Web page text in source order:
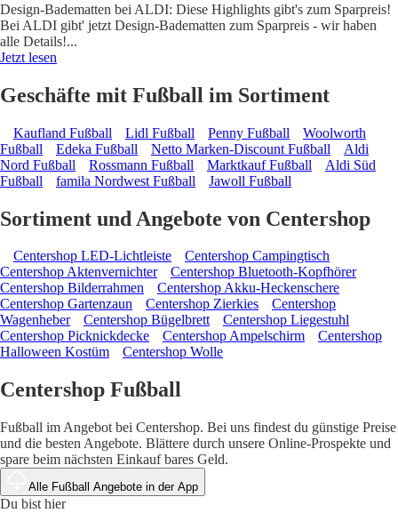
Design-Badematten bei ALDI: Diese Highlights gibt's zum Sparpreis!
Bei ALDI gibt' jetzt Design-Badematten zum Sparpreis - wir haben
alle Details!...
Jetzt lesen
Geschäfte mit Fußball im Sortiment
Kaufland Fußball Lidl Fußball Penny Fußball
Woolworth
Fußball
Edeka Fußball Netto Marken-Discount Fußball
Aldi
Nord Fußball
Rossmann Fußball Marktkauf Fußball
Aldi Süd
Fußball
famila Nordwest Fußball Jawoll Fußball
Sortiment und Angebote von Centershop
Centershop LED-Lichtleiste
Centershop Campingtisch
Centershop Aktenvernichter
Centershop Bluetooth-Kopfhörer
Centershop Bilderrahmen
Centershop Akku-Heckenschere
Centershop Gartenzaun
Centershop Zierkies
Centershop
Wagenheber
Centershop Bügelbrett
Centershop Liegestuhl
Centershop Picknickdecke
Centershop Ampelschirm
Centershop
Halloween Kostüm
Centershop Wolle
Centershop Fußball
Fußball im Angebot bei Centershop. Bei uns findest du günstige Preise
und die besten Angebote. Blättere durch unsere Online-Prospekte und
spare beim nächsten Einkauf bares Geld.
Alle Fußball Angebote in der App
Du bist hier